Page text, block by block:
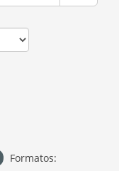
Formatos: